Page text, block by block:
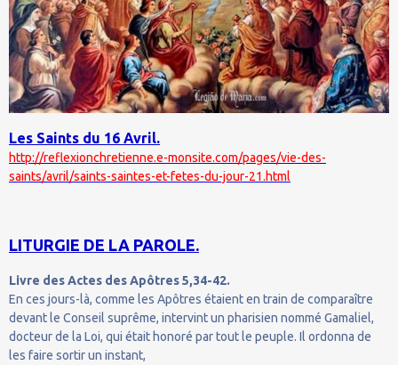
Les Saints du 16 Avril.
http://reflexionchretienne.e-monsite.com/pages/vie-des-
saints/avril/saints-saintes-et-fetes-du-jour-21.html
LITURGIE DE LA PAROLE.
Livre des Actes des Apôtres 5,34-42.
En ces jours-là, comme les Apôtres étaient en train de comparaître
devant le Conseil suprême, intervint un pharisien nommé Gamaliel,
docteur de la Loi, qui était honoré par tout le peuple. Il ordonna de
les faire sortir un instant,